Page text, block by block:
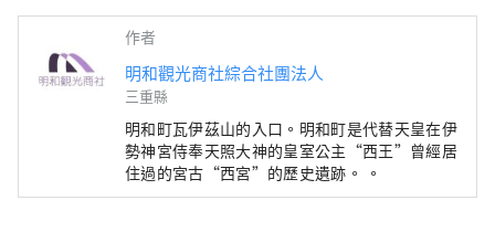
作者
明和觀光商社綜合社團法人
三重縣
明和町瓦伊茲山的入口。明和町是代替天皇在伊
勢神宮侍奉天照大神的皇室公主“西王”曾經居
住過的宮古“西宮”的歷史遺跡。 。